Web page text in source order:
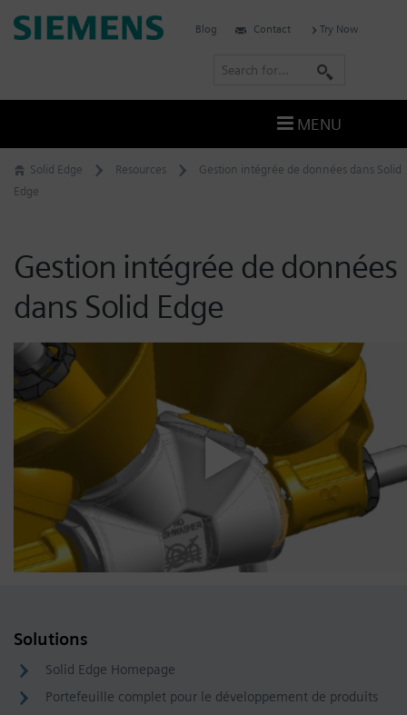
Skip
to
Solid Edge Resources
Gestion intégrée de données dans Solid
Edge
Gestion intégrée de données
dans Solid Edge
Solutions
Solid Edge Homepage
Portefeuille complet pour le développement de produits
Siemens
Industries
for
Blog Contact Try Now
r
c
MENU